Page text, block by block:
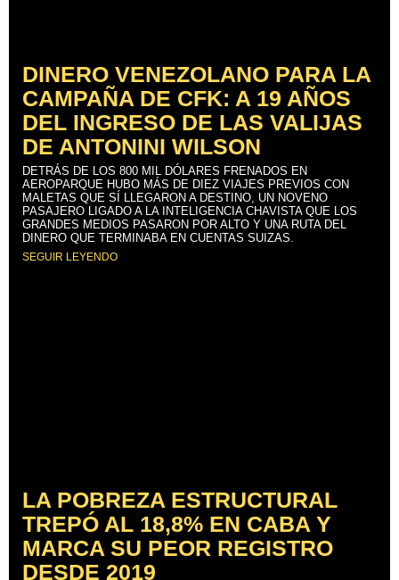
DINERO VENEZOLANO PARA LA
CAMPAÑA DE CFK: A 19 AÑOS
DEL INGRESO DE LAS VALIJAS
DE ANTONINI WILSON
DETRÁS DE LOS 800 MIL DÓLARES FRENADOS EN
AEROPARQUE HUBO MÁS DE DIEZ VIAJES PREVIOS CON
MALETAS QUE SÍ LLEGARON A DESTINO, UN NOVENO
PASAJERO LIGADO A LA INTELIGENCIA CHAVISTA QUE LOS
GRANDES MEDIOS PASARON POR ALTO Y UNA RUTA DEL
DINERO QUE TERMINABA EN CUENTAS SUIZAS.
SEGUIR LEYENDO
LA POBREZA ESTRUCTURAL
TREPÓ AL 18,8% EN CABA Y
MARCA SU PEOR REGISTRO
DESDE 2019